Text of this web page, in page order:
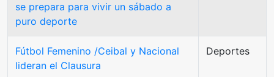
se prepara para vivir un sábado a
puro deporte
Fútbol Femenino /Ceibal y Nacional
lideran el Clausura
Deportes